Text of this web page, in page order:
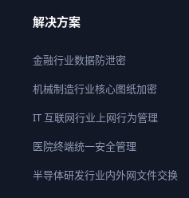
解决方案
金融行业数据防泄密
机械制造行业核心图纸加密
IT 互联网行业上网行为管理
医院终端统一安全管理
半导体研发行业内外网文件交换